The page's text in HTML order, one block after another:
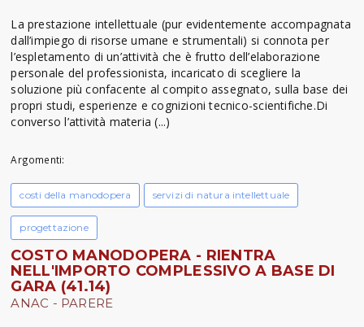
La prestazione intellettuale (pur evidentemente accompagnata
dall’impiego di risorse umane e strumentali) si connota per
l’espletamento di un’attività che è frutto dell’elaborazione
personale del professionista, incaricato di scegliere la
soluzione più confacente al compito assegnato, sulla base dei
propri studi, esperienze e cognizioni tecnico-scientifiche.Di
converso l’attività materia (...)
Argomenti:
costi della manodopera servizi di natura intellettuale
progettazione
COSTO MANODOPERA - RIENTRA
NELL'IMPORTO COMPLESSIVO A BASE DI
GARA (41.14)
ANAC - PARERE